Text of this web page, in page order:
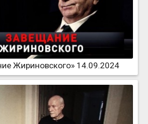
Жириновского» 14.09.2024